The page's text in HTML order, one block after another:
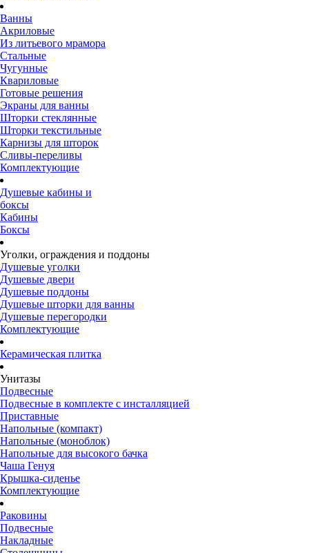
Ванны
Акриловые
Из литьевого мрамора
Стальные
Чугунные
Квариловые
Готовые решения
Экраны для ванны
Шторки стеклянные
Шторки текстильные
Карнизы для шторок
Сливы-переливы
Комплектующие
Душевые кабины и
боксы
Кабины
Боксы
Уголки, ограждения и поддоны
Душевые уголки
Душевые двери
Душевые поддоны
Душевые шторки для ванны
Душевые перегородки
Комплектующие
Керамическая плитка
Унитазы
Подвесные
Подвесные в комплекте с инсталляцией
Приставные
Напольные (компакт)
Напольные (моноблок)
Напольные для высокого бачка
Чаша Генуя
Крышка-сиденье
Комплектующие
Раковины
Подвесные
Накладные